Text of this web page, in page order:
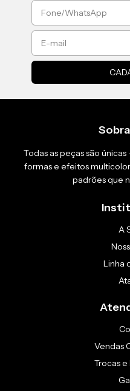
Todas as peças são
formas e efeitos
padrões que
A
Linha
Vendas
Trocas